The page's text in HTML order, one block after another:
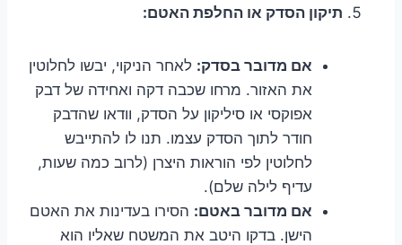
תיקון הסדק או החלפת האטם:
אם מדובר בסדק: לאחר הניקוי, יבשו לחלוטין
את האזור. מרחו שכבה דקה ואחידה של דבק
אפוקסי או סיליקון על הסדק, וודאו שהדבק
חודר לתוך הסדק עצמו. תנו לו להתייבש
לחלוטין לפי הוראות היצרן (לרוב כמה שעות,
עדיף לילה שלם).
אם מדובר באטם: הסירו בעדינות את האטם
הישן. בדקו היטב את המשטח שאליו הוא